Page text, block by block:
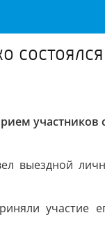
выездной
участие